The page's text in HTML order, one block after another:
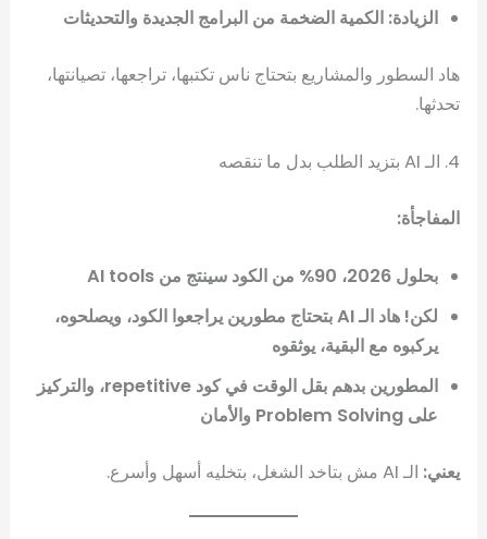
الزيادة: الكمية الضخمة من البرامج الجديدة والتحديثات
هاد السطور والمشاريع بتحتاج ناس تكتبها، تراجعها، تصيانتها،
تحدثها.
4. الـ AI بتزيد الطلب بدل ما تنقصه
المفاجأة:
بحلول 2026، 90% من الكود سينتج من AI tools
لكن! هاد الـ AI بتحتاج مطورين يراجعوا الكود، ويصلحوه،
يركبوه مع البقية، يوثقوه
المطورين بدهم بقل الوقت في كود repetitive، والتركيز
على Problem Solving والأمان
يعني: الـ AI مش بتاخد الشغل، بتخليه أسهل وأسرع.